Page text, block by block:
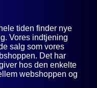
tiden finder nye
Vores indtjening
salg som vores
Det har
hos den enkelte
webshoppen og